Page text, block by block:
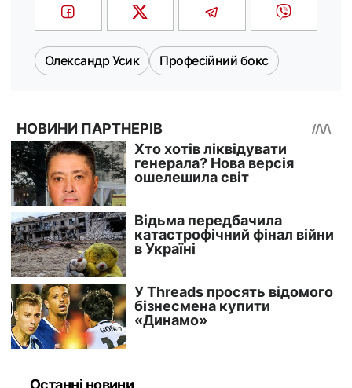
Олександр Усик Професійний бокс
Останні новини